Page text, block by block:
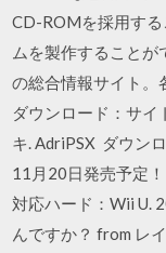
CD-ROMを採用す
ムを製作することが
の総合情報サイト。
ダウンロード：サイ
キ. AdriPSX ダウン
11月20日発売予定
対応ハード：Wii U.
んですか？ from レ